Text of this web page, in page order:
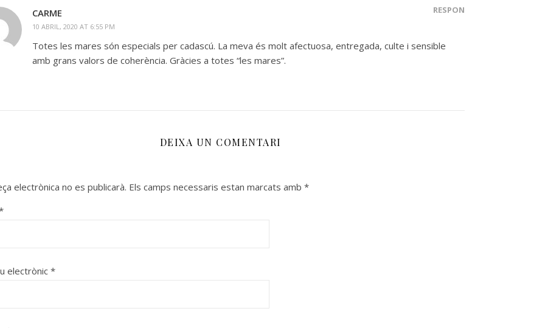
CARME
10 ABRIL, 2020 AT 6:55 PM
RESPON
Totes les mares són especials per cadascú. La meva és molt afectuosa, entregada, culte i sensible
amb grans valors de coherència. Gràcies a totes “les mares”.
DEIXA UN COMENTARI
electrònica no es publicarà. Els camps necessaris estan marcats amb *
electrònic*